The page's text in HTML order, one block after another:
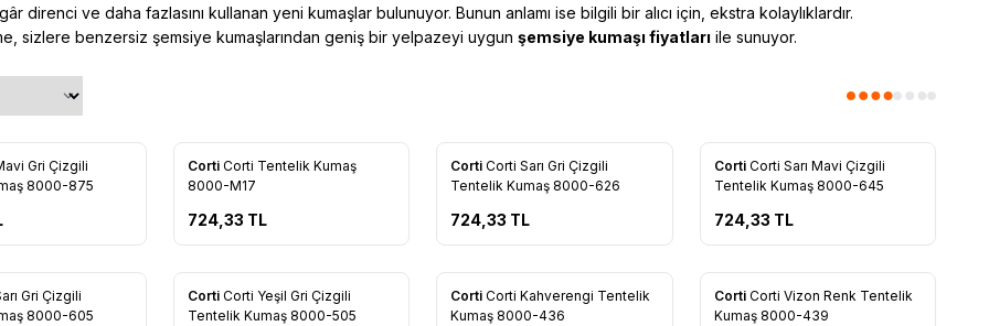
direnci ve daha fazlasını kullanan yeni kumaşlar bulunuyor. Bunun anlamı ise bilgili bir alıcı için, ekstra kolaylıklardır.
, sizlere benzersiz şemsiye kumaşlarından geniş bir yelpazeyi uygun şemsiye kumaşı fiyatları ile sunuyor.
Ekle
Gri Çizgili
8000-875
Yeni
Favorilere Ekle
Corti Corti Tentelik Kumaş
8000-M17
724,33 TL
Yeni
Favorilere Ekle
Corti Corti Sarı Gri Çizgili
Tentelik Kumaş 8000-626
724,33 TL
Yeni
Favorilere Ekle
Corti Corti Sarı Mavi Çizgili
Tentelik Kumaş 8000-645
724,33 TL
Ekle
Gri Çizgili
8000-605
Yeni
Favorilere Ekle
Corti Corti Yeşil Gri Çizgili
Tentelik Kumaş 8000-505
Yeni
Favorilere Ekle
Corti Corti Kahverengi Tentelik
Kumaş 8000-436
Yeni
Favorilere Ekle
Corti Corti Vizon Renk Tentelik
Kumaş 8000-439